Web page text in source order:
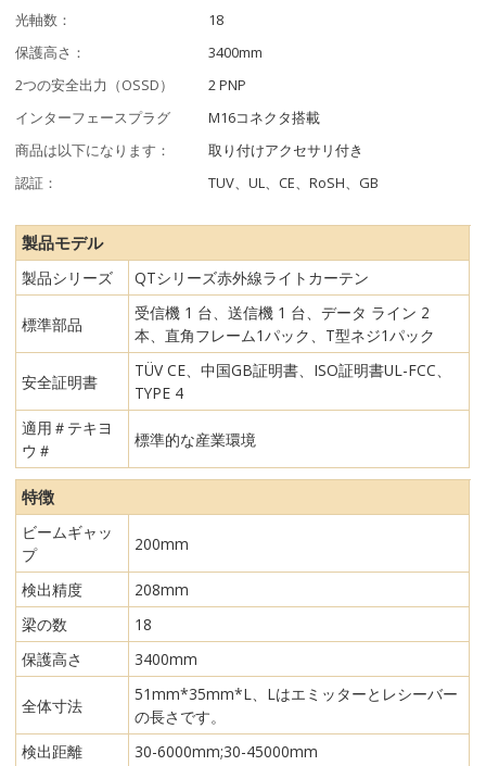
光軸数：
18
保護高さ：
3400mm
2つの安全出力（OSSD）
2 PNP
インターフェースプラグ
M16コネクタ搭載
商品は以下になります：
取り付けアクセサリ付き
認証：
TUV、UL、CE、RoSH、GB
製品モデル
製品シリーズ QTシリーズ赤外線ライトカーテン
標準部品
受信機 1 台、送信機 1 台、データ ライン 2
本、直角フレーム1パック、T型ネジ1パック
安全証明書
TÜV CE、中国GB証明書、ISO証明書UL-FCC、
TYPE 4
適用＃テキヨ
ウ＃
標準的な産業環境
特徴
ビームギャッ
プ
200mm
検出精度
208mm
梁の数
18
保護高さ
3400mm
全体寸法
51mm*35mm*L、Lはエミッターとレシーバー
の長さです。
検出距離
30-6000mm;30-45000mm